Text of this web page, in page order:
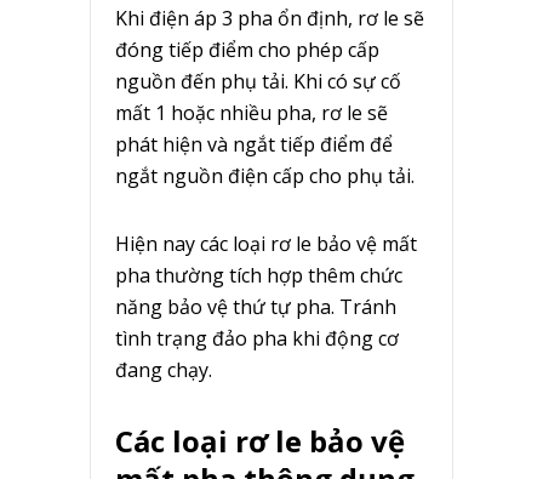
Khi điện áp 3 pha ổn định, rơ le sẽ
đóng tiếp điểm cho phép cấp
nguồn đến phụ tải. Khi có sự cố
mất 1 hoặc nhiều pha, rơ le sẽ
phát hiện và ngắt tiếp điểm để
ngắt nguồn điện cấp cho phụ tải.
Hiện nay các loại rơ le bảo vệ mất
pha thường tích hợp thêm chức
năng bảo vệ thứ tự pha. Tránh
tình trạng đảo pha khi động cơ
đang chạy.
Các loại rơ le bảo vệ